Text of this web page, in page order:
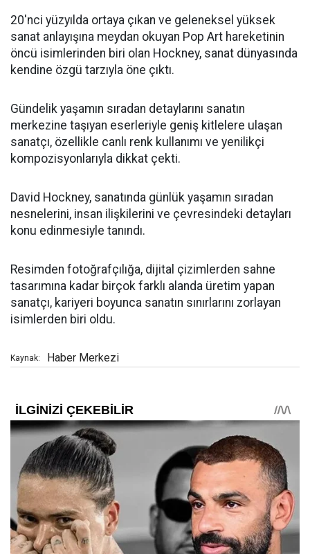
20'nci yüzyılda ortaya çıkan ve geleneksel yüksek
sanat anlayışına meydan okuyan Pop Art hareketinin
öncü isimlerinden biri olan Hockney, sanat dünyasında
kendine özgü tarzıyla öne çıktı.
Gündelik yaşamın sıradan detaylarını sanatın
merkezine taşıyan eserleriyle geniş kitlelere ulaşan
sanatçı, özellikle canlı renk kullanımı ve yenilikçi
kompozisyonlarıyla dikkat çekti.
David Hockney, sanatında günlük yaşamın sıradan
nesnelerini, insan ilişkilerini ve çevresindeki detayları
konu edinmesiyle tanındı.
Resimden fotoğrafçılığa, dijital çizimlerden sahne
tasarımına kadar birçok farklı alanda üretim yapan
sanatçı, kariyeri boyunca sanatın sınırlarını zorlayan
isimlerden biri oldu.
Kaynak: Haber Merkezi